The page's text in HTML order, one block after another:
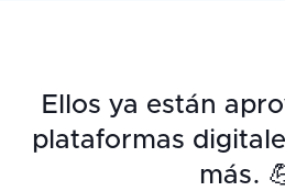
Ellos ya están
plataformas
más.